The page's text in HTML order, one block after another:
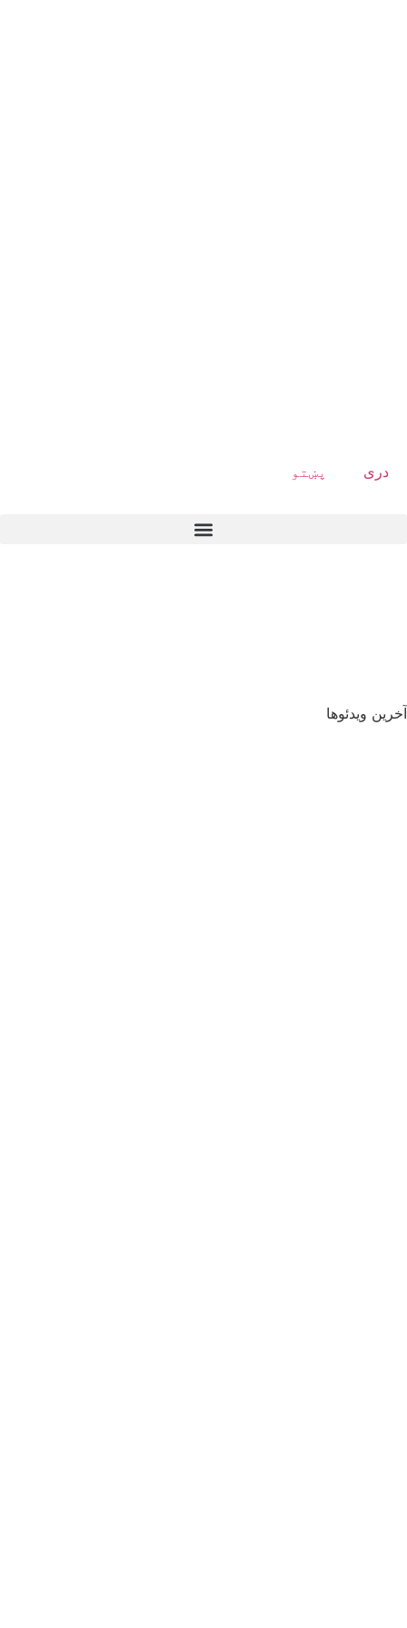
دری پښتو
آخرین ویدئوها